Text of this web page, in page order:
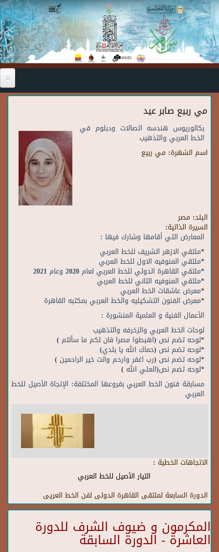
Skip to main content
مي ربيع صابر عيد
بكالوريوس هندسه اتصالات ودبلوم في
الخط العربي والتذهيب
اسم الشهرة: مي ربيع
البلد: مصر
السيرة الذاتية:
المعارض التي أقامها وشارك فيها :
*ملتقي الازهر الشريف للخط العربي
*ملتقي المنوفيه الاول للخط العربي
*ملتقي القاهرة الدولي للخط العربي لعام 2020 وعام 2021
*ملتقي المنوفيه التاني للخط العربي
*معرض عاشقات الخط العربي
*معرض الفنون التشكيليه والخط العربي بمكتبه القاهرة
الأعمال الفنية و العلمية المنشورة :
لوحات الخط العربي والزخرفه والتذهيب
*لوحه تضم نص (اهبطوا مصرا فان لكم ما سألتم )
*لوحه تضم نص (حماك الله يا بلدي)
*لوحه تضم نص (رب اغفر وارحم وانت خير الراحمين )
*لوحه تضم نص(العلي الله )
مسابقة فنون الخط العربي بفروعها المختلفة: الإتجاة الأصيل للخط
العربي
الاتجاهات الخطية :
التيار الأصيل للخط العربي
الدورة السابعة لملتقى القاهرة الدولى لفن الخط العريى
المكرمون و ضيوف الشرف للدورة
العاشرة - الدورة السابقة